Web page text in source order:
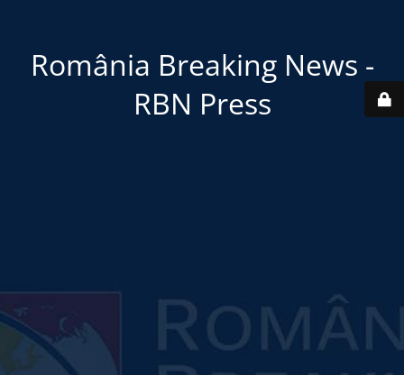
România Breaking News -
RBN Press